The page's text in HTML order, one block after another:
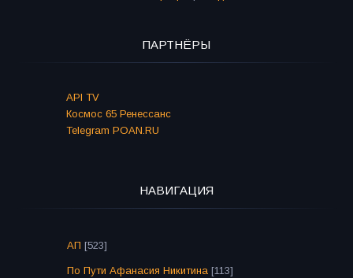
ПАРТНЁРЫ
API TV
Космос 65 Ренессанс
Telegram POAN.RU
НАВИГАЦИЯ
АП [523]
По Пути Афанасия Никитина [113]